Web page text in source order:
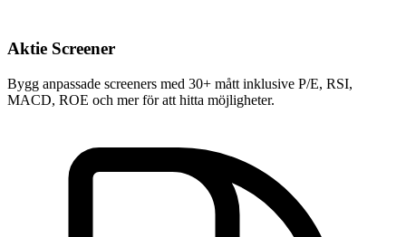
Aktie Screener
Bygg anpassade screeners med 30+ mått inklusive P/E, RSI,
MACD, ROE och mer för att hitta möjligheter.